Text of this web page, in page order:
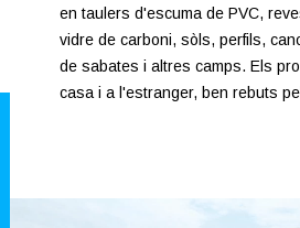
en taulers d'escuma de PVC,
vidre de carboni, sòls, perfils,
de sabates i altres camps. Els
casa i a l'estranger, ben rebuts